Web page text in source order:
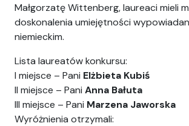
Małgorzatę Wittenberg, laureaci mieli
doskonalenia umiejętności
niemieckim.
Lista laureatów konkursu:
I miejsce – Pani Elżbieta Kubiś
II miejsce – Pani Anna Bałuta
III miejsce – Pani Marzena Jaworska
Wyróżnienia otrzymali: